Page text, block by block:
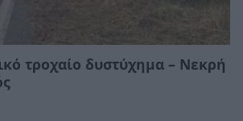
τροχαίο δυστύχημα – Νεκρή